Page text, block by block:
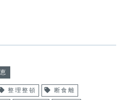
整理整頓 断食離